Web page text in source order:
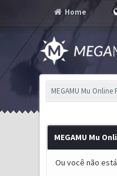
Home
MEGAMU Mu Online
MEGAMU Mu
Ou você não